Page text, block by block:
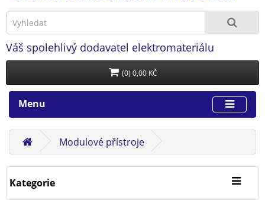
Váš spolehlivý dodavatel elektromateriálu
(0) 0,00 KČ
Menu
Modulové přístroje
Kategorie